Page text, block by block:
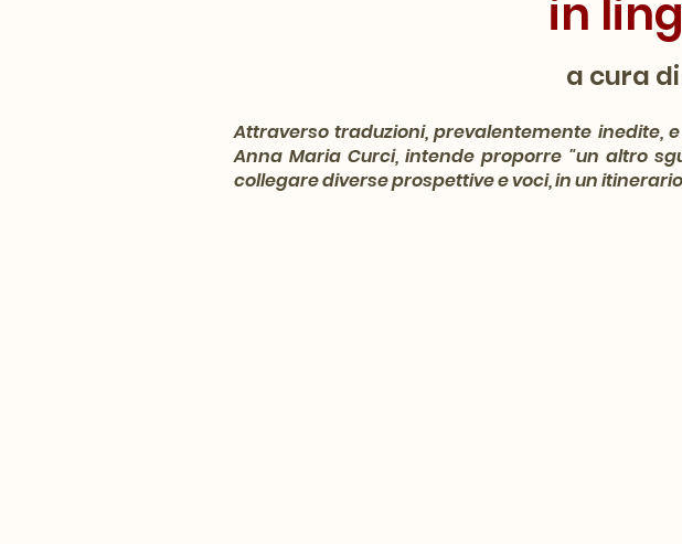
in
a cura
Attraverso traduzioni, prevalentemente inedite,
Anna Maria Curci, intende proporre "un altro
collegare diverse prospettive e voci, in un